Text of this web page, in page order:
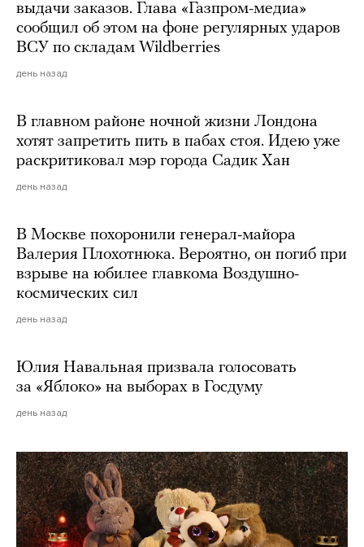
выдачи заказов. Глава «Газпром-медиа»
сообщил об этом на фоне регулярных ударов
ВСУ по складам Wildberries
день назад
В главном районе ночной жизни Лондона
хотят запретить пить в пабах стоя. Идею уже
раскритиковал мэр города Садик Хан
день назад
В Москве похоронили генерал-майора
Валерия Плохотнюка. Вероятно, он погиб при
взрыве на юбилее главкома Воздушно-
космических сил
день назад
Юлия Навальная призвала голосовать
за «Яблоко» на выборах в Госдуму
день назад